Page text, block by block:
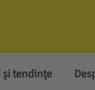
și tendințe